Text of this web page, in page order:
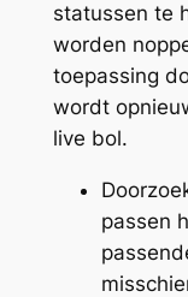
statussen te
worden
toepassing
wordt
live bol.
passen